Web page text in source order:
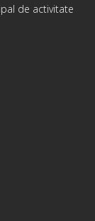
de activitate